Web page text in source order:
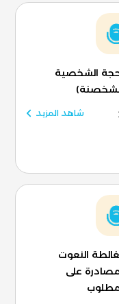
الشخصية
شاهد المزيد
النعوت
على